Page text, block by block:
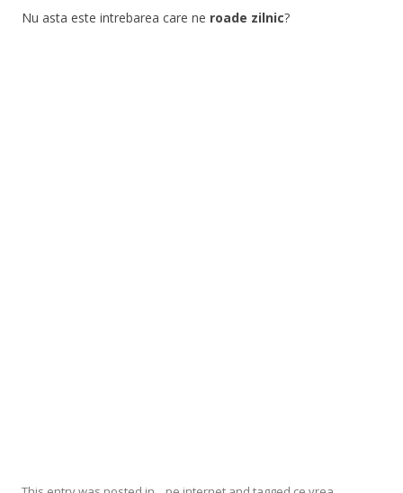
Nu asta este intrebarea care ne roade zilnic?